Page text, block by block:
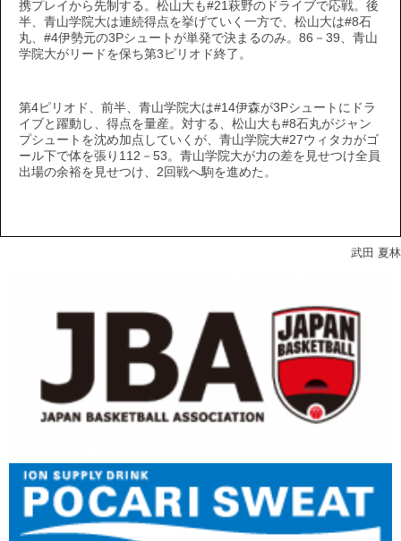
携プレイから先制する。松山大も#21萩野のドライブで応戦。後
半、青山学院大は連続得点を挙げていく一方で、松山大は#8石
丸、#4伊勢元の3Pシュートが単発で決まるのみ。86－39、青山
学院大がリードを保ち第3ピリオド終了。
第4ピリオド、前半、青山学院大は#14伊森が3Pシュートにドラ
イブと躍動し、得点を量産。対する、松山大も#8石丸がジャン
プシュートを沈め加点していくが、青山学院大#27ウィタカがゴ
ール下で体を張り112－53。青山学院大が力の差を見せつけ全員
出場の余裕を見せつけ、2回戦へ駒を進めた。
武田 夏林